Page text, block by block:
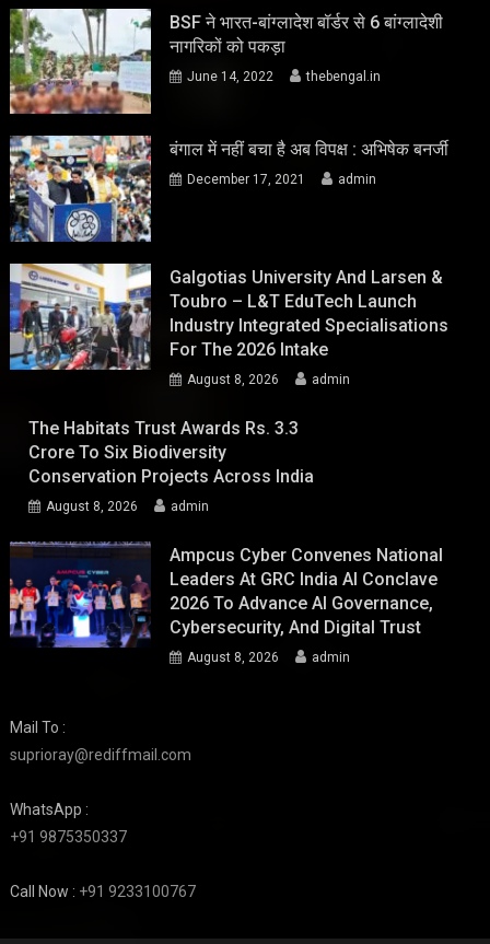
BSF ने भारत-बांग्लादेश बॉर्डर से 6 बांग्लादेशी
नागरिकों को पकड़ा
June 14, 2022 thebengal.in
बंगाल में नहीं बचा है अब विपक्ष : अभिषेक बनर्जी
December 17, 2021 admin
Galgotias University And Larsen &
Toubro – L&T EduTech Launch
Industry Integrated Specialisations
For The 2026 Intake
August 8, 2026 admin
The Habitats Trust Awards Rs. 3.3
Crore To Six Biodiversity
Conservation Projects Across India
August 8, 2026 admin
Ampcus Cyber Convenes National
Leaders At GRC India AI Conclave
2026 To Advance AI Governance,
Cybersecurity, And Digital Trust
August 8, 2026 admin
Mail To :
suprioray@rediffmail.com
WhatsApp :
+91 9875350337
Call Now : +91 9233100767